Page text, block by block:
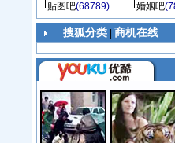
贴图吧(68789) 婚姻吧
搜狐分类| 商机在线